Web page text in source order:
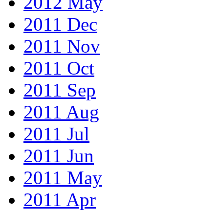
2011 Dec
2011 Nov
2011 Oct
2011 Sep
2011 Aug
2011 Jul
2011 Jun
2011 May
2011 Apr